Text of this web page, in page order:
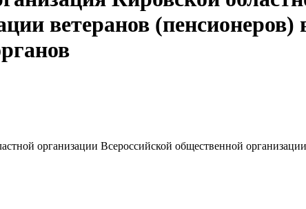
ветеранов
организации Всероссийской общественной